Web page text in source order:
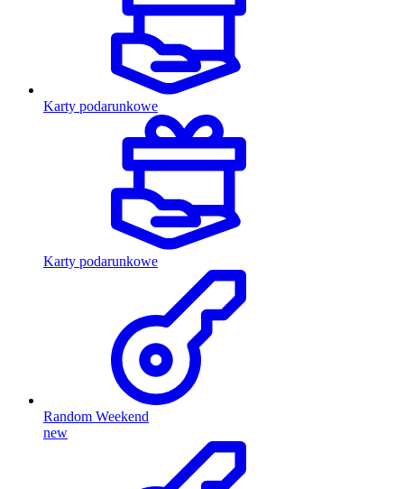
Karty podarunkowe
Karty podarunkowe
Random Weekend
new